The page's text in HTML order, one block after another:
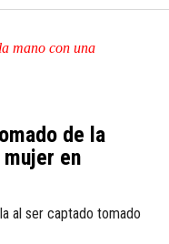
de la
en
al ser captado tomado